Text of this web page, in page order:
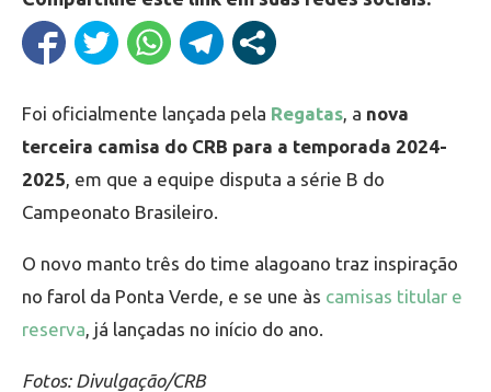
Foi oficialmente lançada pela Regatas , a nova
terceira camisa do CRB para a temporada 2024-
2025 , em que a equipe disputa a série B do
Campeonato Brasileiro.
O novo manto três do time alagoano traz inspiração
no farol da Ponta Verde, e se une às camisas titular e
reserva , já lançadas no início do ano.
Fotos: Divulgação/CRB